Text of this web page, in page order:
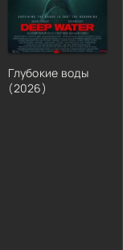
Глубокие воды
(2026)